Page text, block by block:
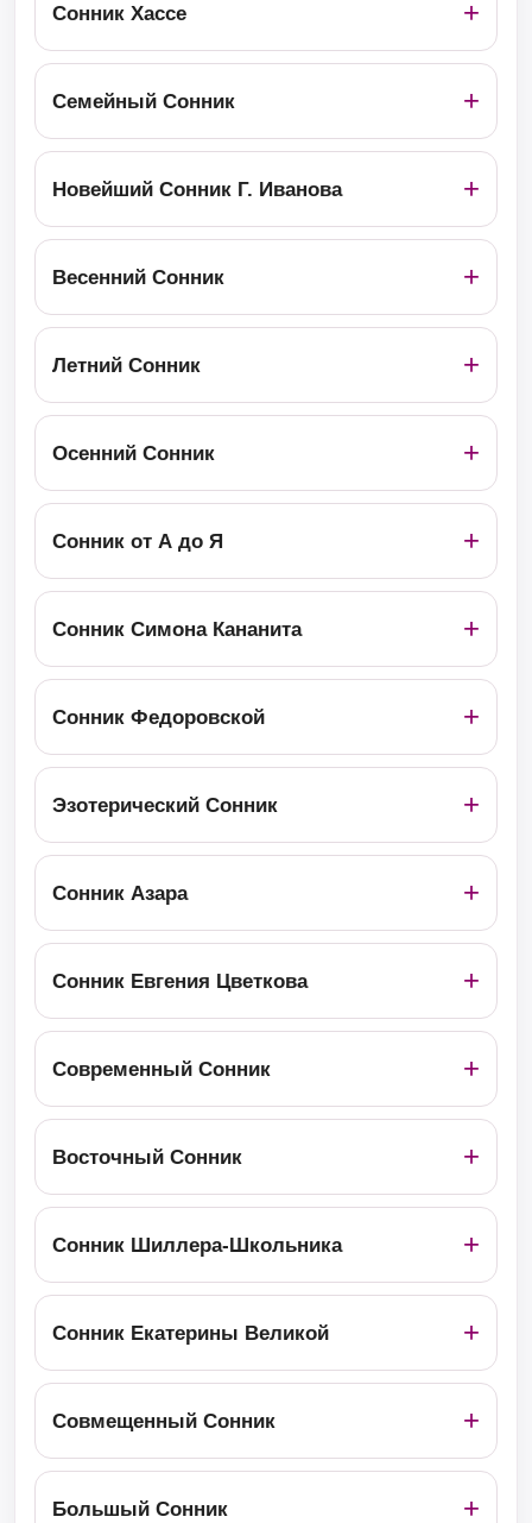
Сонник Хассе
Семейный Сонник
Новейший Сонник Г. Иванова
Весенний Сонник
Летний Сонник
Осенний Сонник
Сонник от А до Я
Сонник Симона Кананита
Сонник Федоровской
Эзотерический Сонник
Сонник Азара
Сонник Евгения Цветкова
Современный Сонник
Восточный Сонник
Сонник Шиллера-Школьника
Сонник Екатерины Великой
Совмещенный Сонник
Большый Сонник